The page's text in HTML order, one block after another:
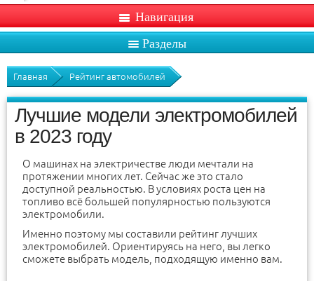
Навигация
Разделы
Главная Рейтинг автомобилей
Лучшие модели электромобилей
в 2023 году
О машинах на электричестве люди мечтали на
протяжении многих лет. Сейчас же это стало
доступной реальностью. В условиях роста цен на
топливо всё большей популярностью пользуются
электромобили.
Именно поэтому мы составили рейтинг лучших
электромобилей. Ориентируясь на него, вы легко
сможете выбрать модель, подходящую именно вам.